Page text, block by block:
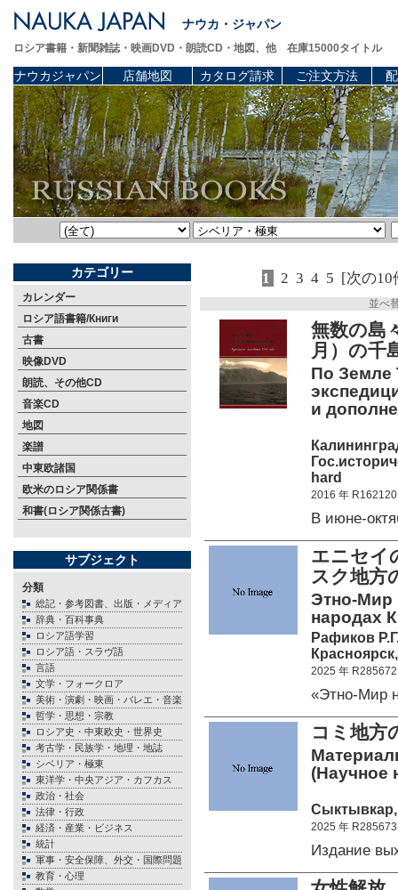
ナウカ・ジャパン
ロシア書籍・新聞雑誌・映画DVD・朗読CD・地図、他 在庫15000タイトル
ナウカジャパン 店舗地図 カタログ請求 ご注文方法
カテゴリー
カレンダー
ロシア語書籍/Книги
古書
映像DVD
朗読、その他CD
音楽CD
地図
楽譜
中東欧諸国
欧米のロシア関係書
和書(ロシア関係古書)
サブジェクト
分類
総記・参考図書、出版・メディア
辞典・百科事典
ロシア語学習
ロシア語・スラヴ語
言語
文学・フォークロア
美術・演劇・映画・バレエ・音楽
哲学・思想・宗教
ロシア史・中東欧史・世界史
考古学・民族学・地理・地誌
シベリア・極東
東洋学・中央アジア・カフカス
政治・社会
法律・行政
経済・産業・ビジネス
統計
軍事・安全保障、外交・国際問題
教育・心理
1 2 3 4 5 [次の10
並べ
無数の島
月）の千
По Земле
и
hard
2016 年 R162120
В июне-
エニセ
スク地
Этно-Мир
народах
Рафиков
2025 年 R285672
«Этно-Мир
コミ地方
(Научное
2025 年 R285673
Издание